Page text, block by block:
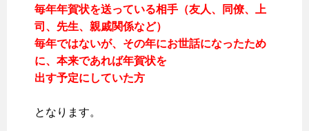
毎年年賀状を送っている相手（友人、同僚、上
司、先生、親戚関係など）
毎年ではないが、その年にお世話になったため
に、本来であれば年賀状を
出す予定にしていた方
となります。